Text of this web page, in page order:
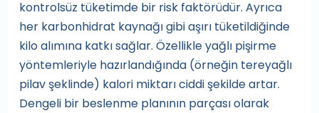
kontrolsüz tüketimde bir risk faktörüdür. Ayrıca
her karbonhidrat kaynağı gibi aşırı tüketildiğinde
kilo alımına katkı sağlar. Özellikle yağlı pişirme
yöntemleriyle hazırlandığında (örneğin tereyağlı
pilav şeklinde) kalori miktarı ciddi şekilde artar.
Dengeli bir beslenme planının parçası olarak